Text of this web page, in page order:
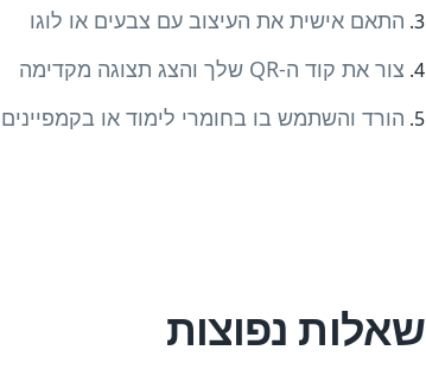
התאם אישית את העיצוב עם צבעים או לוגו
צור את קוד ה-QR שלך והצג תצוגה מקדימה
הורד והשתמש בו בחומרי לימוד או בקמפיינים
שאלות נפוצות